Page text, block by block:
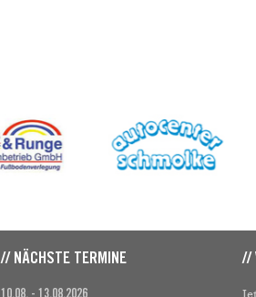
// NÄCHSTE TERMINE //
10.08. - 13.08.2026